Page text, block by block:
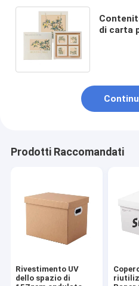
di carta
Prodotti Raccomandati
Rivestimento UV
dello spazio di